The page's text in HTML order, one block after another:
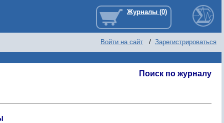
Войти на сайт / Зарегистрироваться
Поиск по журналу